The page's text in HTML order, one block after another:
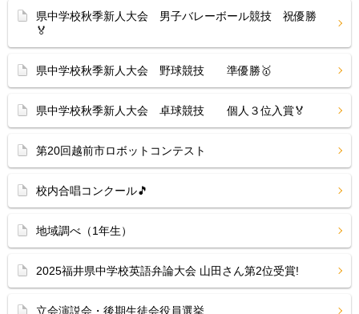
県中学校秋季新人大会 男子バレーボール競技 祝優勝
🏅
県中学校秋季新人大会 野球競技 準優勝🥇
県中学校秋季新人大会 卓球競技 個人３位入賞🏅
第20回越前市ロボットコンテスト
校内合唱コンクール🎵
地域調べ（1年生）
2025福井県中学校英語弁論大会 山田さん第2位受賞!
立会演説会・後期生徒会役員選挙